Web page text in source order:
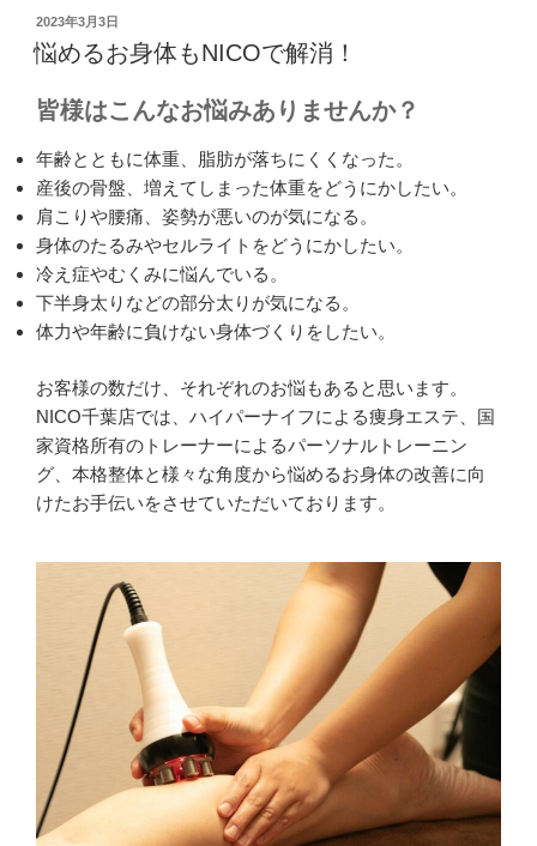
投
稿
日:
2023年3月3日
悩めるお身体もNICOで解消！
皆様はこんなお悩みありませんか？
年齢とともに体重、脂肪が落ちにくくなった。
産後の骨盤、増えてしまった体重をどうにかしたい。
肩こりや腰痛、姿勢が悪いのが気になる。
身体のたるみやセルライトをどうにかしたい。
冷え症やむくみに悩んでいる。
下半身太りなどの部分太りが気になる。
体力や年齢に負けない身体づくりをしたい。
お客様の数だけ、それぞれのお悩もあると思います。
NICO千葉店では、ハイパーナイフによる痩身エステ、国
家資格所有のトレーナーによるパーソナルトレーニン
グ、本格整体と様々な角度から悩めるお身体の改善に向
けたお手伝いをさせていただいております。